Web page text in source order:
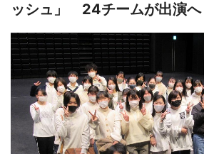
ッシュ」 24チームが出演へ